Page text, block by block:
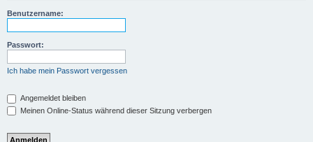
Benutzername:
Passwort:
Ich habe mein Passwort vergessen
Angemeldet bleiben
Meinen Online-Status während dieser Sitzung verbergen